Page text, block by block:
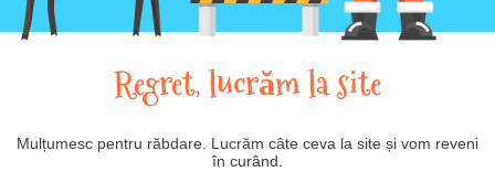
Regret, lucrăm la site
Mulțumesc pentru răbdare. Lucrăm câte ceva la site și vom reveni
în curând.